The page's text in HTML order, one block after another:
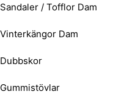
Sandaler / Tofflor Dam
Vinterkängor Dam
Dubbskor
Gummistövlar